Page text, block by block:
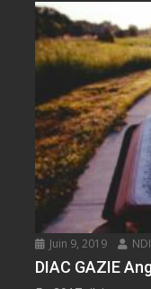
Juin 9, 2019
DIAC GAZIE